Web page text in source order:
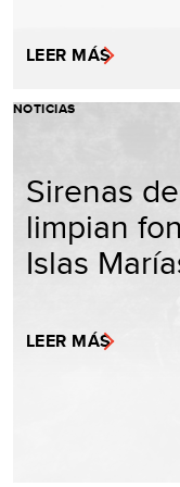
LEER MÁS
NOTICIAS
Sirenas
limpian
Islas
LEER MÁS